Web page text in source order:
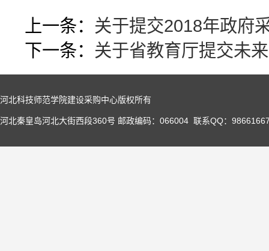
上一条： 关于提交2018年政府
下一条： 关于省教育厅提交未
河北科技师范学院建设采购中心版权所有
河北秦皇岛河北大街西段360号 邮政编码：066004 联系QQ：